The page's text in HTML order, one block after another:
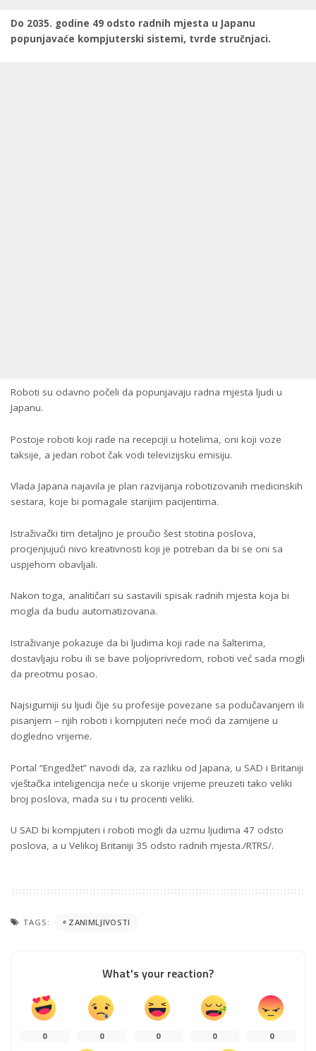
Do 2035. godine 49 odsto radnih mjesta u Japanu
popunjavaće kompjuterski sistemi, tvrde stručnjaci.
Roboti su odavno počeli da popunjavaju radna mjesta ljudi u
Japanu.
Postoje roboti koji rade na recepciji u hotelima, oni koji voze
taksije, a jedan robot čak vodi televizijsku emisiju.
Vlada Japana najavila je plan razvijanja robotizovanih medicinskih
sestara, koje bi pomagale starijim pacijentima.
Istraživački tim detaljno je proučio šest stotina poslova,
procjenjujući nivo kreativnosti koji je potreban da bi se oni sa
uspjehom obavljali.
Nakon toga, analitičari su sastavili spisak radnih mjesta koja bi
mogla da budu automatizovana.
Istraživanje pokazuje da bi ljudima koji rade na šalterima,
dostavljaju robu ili se bave poljoprivredom, roboti već sada mogli
da preotmu posao.
Najsigurniji su ljudi čije su profesije povezane sa podučavanjem ili
pisanjem – njih roboti i kompjuteri neće moći da zamijene u
dogledno vrijeme.
Portal “Engedžet” navodi da, za razliku od Japana, u SAD i Britaniji
vještačka inteligencija neće u skorije vrijeme preuzeti tako veliki
broj poslova, mada su i tu procenti veliki.
U SAD bi kompjuteri i roboti mogli da uzmu ljudima 47 odsto
poslova, a u Velikoj Britaniji 35 odsto radnih mjesta./RTRS/.
TAGS: ZANIMLJIVOSTI
What's your reaction?
0 0 0 0 0